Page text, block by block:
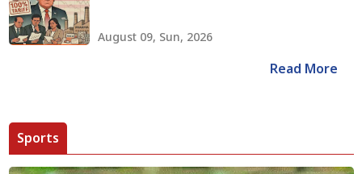
August 09, Sun, 2026
Read More
Sports